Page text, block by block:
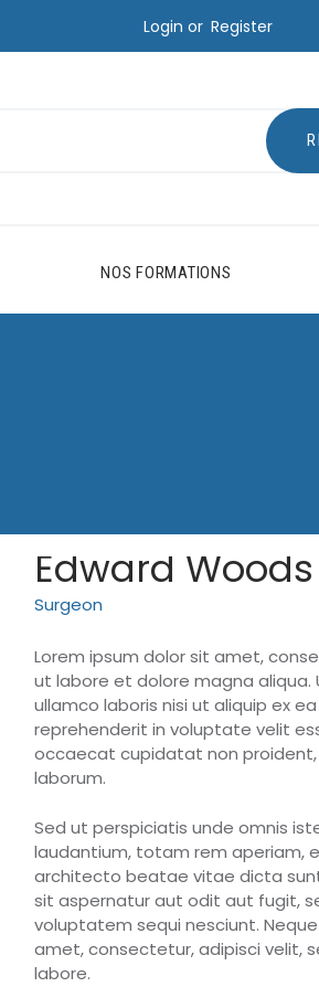
Login or Register
NOS FORMATIONS
Edward Woods
Surgeon
Lorem ipsum dolor sit amet,
ut labore et dolore magna aliqua.
ullamco laboris nisi ut aliquip ex
reprehenderit in voluptate velit
occaecat cupidatat non
laborum.
Sed ut perspiciatis unde omnis
laudantium, totam rem aperiam,
architecto beatae vitae dicta
sit aspernatur aut odit aut fugit,
voluptatem sequi nesciunt.
amet, consectetur, adipisci velit,
labore.